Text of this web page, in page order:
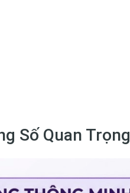
Số Quan Trọng